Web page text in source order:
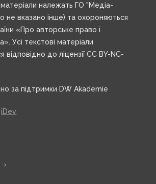
матеріали належать ГО "Медіа-
не вказано інше) та охороняються
«Про авторське право і
Усі текстові матеріали
до ліцензії CC BY-NC-
за підтримки DW Akademie
iDev